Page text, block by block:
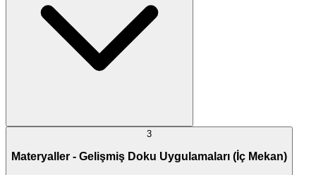
3
Materyaller - Gelişmiş Doku Uygulamaları (İç Mekan)